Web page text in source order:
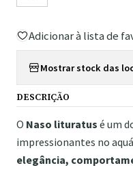
Adicionar à lista de
Mostrar stock das
DESCRIÇÃO
O Naso lituratus é um
impressionantes no
elegância,